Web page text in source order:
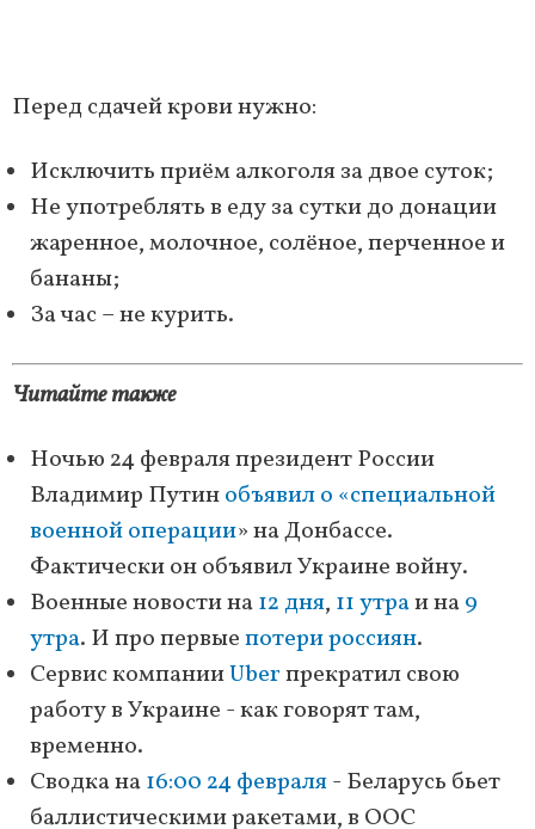
Перед сдачей крови нужно:
Исключить приём алкоголя за двое суток;
Не употреблять в еду за сутки до донации
жаренное, молочное, солёное, перченное и
бананы;
За час – не курить.
Читайте также
Ночью 24 февраля президент России
Владимир Путинобъявил о «специальной
военной операции» на Донбассе.
Фактически он объявил Украине войну.
Военные новости на12 дня, 11 утраи на9
утра. И про первыепотери россиян.
Сервис компанииUberпрекратил свою
работу в Украине - как говорят там,
временно.
Сводка на16:00 24 февраля- Беларусь бьет
баллистическими ракетами, в ООС